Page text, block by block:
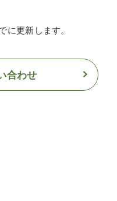
に更新します。
合わせ